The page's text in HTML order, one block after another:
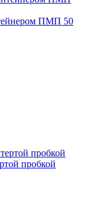
ПМП 50
пробкой